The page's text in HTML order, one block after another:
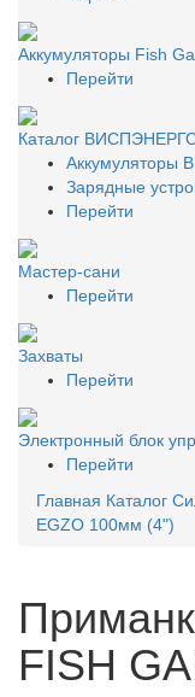
Аккумуляторы Fish
Перейти
Каталог
Аккумуляторы
Зарядные
Перейти
Мастер-сани
Перейти
Захваты
Перейти
Электронный блок
Перейти
Главная Каталог
EGZO 100мм (4")
FISH